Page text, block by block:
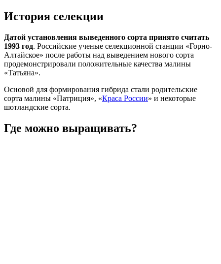
История селекции
Датой установления выведенного сорта принято считать
1993 год. Российские ученые селекционной станции «Горно-
Алтайское» после работы над выведением нового сорта
продемонстрировали положительные качества малины
«Татьяна».
Основой для формирования гибрида стали родительские
сорта малины «Патриция», «Краса России» и некоторые
шотландские сорта.
Где можно выращивать?